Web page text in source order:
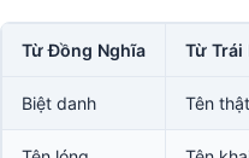
Từ Đồng Nghĩa Từ Trái
Biệt danh Tên thật